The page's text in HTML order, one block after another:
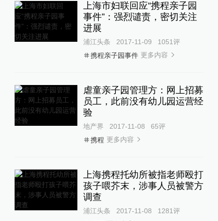
上海市妇联回应“携程亲子园
事件”：强烈谴责，密切关注
进展
浦江头条 2017-11-09 1051评
携程亲子园事件 更多内容
虐童亲子园管理方：网上招募
员工，此前没有幼儿园运营经
验
地产界 2017-11-08 65评
携程 更多内容
上海携程托幼所被指老师殴打
孩子喂芥末，涉事人员被警方
调查
浦江头条 2017-11-08 1281评